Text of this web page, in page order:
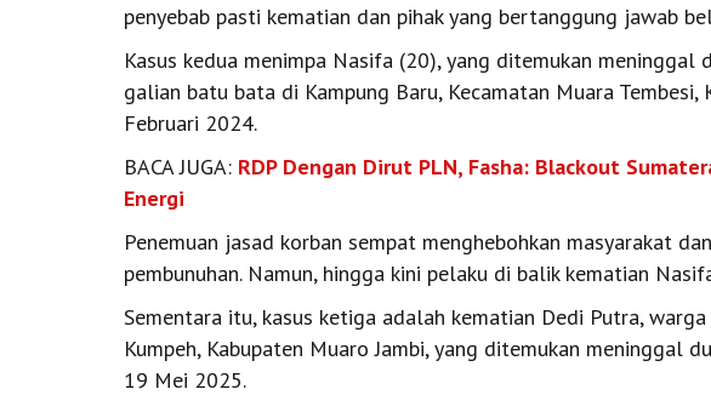
penyebab pasti kematian dan pihak yang bertanggung jawab
Kasus kedua menimpa Nasifa (20), yang ditemukan meninggal
galian batu bata di Kampung Baru, Kecamatan Muara Tembesi,
Februari 2024.
BACA JUGA: RDP Dengan Dirut PLN, Fasha: Blackout
Energi
Penemuan jasad korban sempat menghebohkan masyarakat
pembunuhan. Namun, hingga kini pelaku di balik kematian
Sementara itu, kasus ketiga adalah kematian Dedi Putra, warga
Kumpeh, Kabupaten Muaro Jambi, yang ditemukan meninggal
19 Mei 2025.